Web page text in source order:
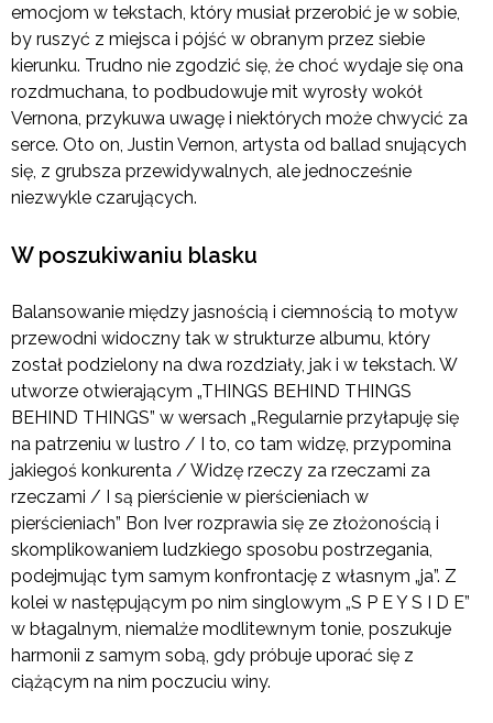
emocjom w tekstach, który musiał przerobić je w sobie,
by ruszyć z miejsca i pójść w obranym przez siebie
kierunku. Trudno nie zgodzić się, że choć wydaje się ona
rozdmuchana, to podbudowuje mit wyrosły wokół
Vernona, przykuwa uwagę i niektórych może chwycić za
serce. Oto on, Justin Vernon, artysta od ballad snujących
się, z grubsza przewidywalnych, ale jednocześnie
niezwykle czarujących.
W poszukiwaniu blasku
Balansowanie między jasnością i ciemnością to motyw
przewodni widoczny tak w strukturze albumu, który
został podzielony na dwa rozdziały, jak i w tekstach. W
utworze otwierającym „THINGS BEHIND THINGS
BEHIND THINGS” w wersach „Regularnie przyłapuję się
na patrzeniu w lustro / I to, co tam widzę, przypomina
jakiegoś konkurenta / Widzę rzeczy za rzeczami za
rzeczami / I są pierścienie w pierścieniach w
pierścieniach” Bon Iver rozprawia się ze złożonością i
skomplikowaniem ludzkiego sposobu postrzegania,
podejmując tym samym konfrontację z własnym „ja”. Z
kolei w następującym po nim singlowym „S P E Y S I D E”
w błagalnym, niemalże modlitewnym tonie, poszukuje
harmonii z samym sobą, gdy próbuje uporać się z
ciążącym na nim poczuciu winy.